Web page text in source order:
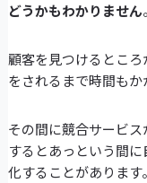
どうかもわかりません。
顧客を見つけるとこ
をされるまで時間もか
その間に競合サービ
するとあっという間
化することがあります。